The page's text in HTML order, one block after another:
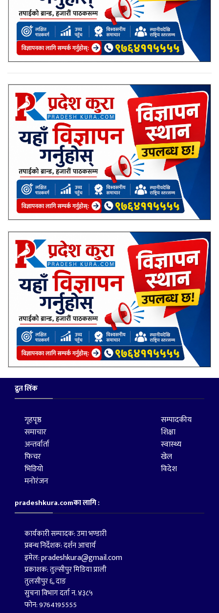
द्रुत लिंक
गृहपृष्ठ
समाचार
अन्तर्वार्ता
फिचर
भिडियो
मनोरंजन
सम्पादकीय
शिक्षा
स्वास्थ्य
खेल
विदेश
pradeshkura.comका लागि :
कार्यकारी सम्पादक: उमा भण्डारी
प्रबन्ध निर्देशक: दर्शन आचार्य
इमेल:pradeshkura@gmail.com
प्रकाशक: तुल्सीपुर मिडिया प्राली
तुलसीपुर ६, दाङ
सुचना विभाग दर्ता न. ४३८५
फोन: 9764195555